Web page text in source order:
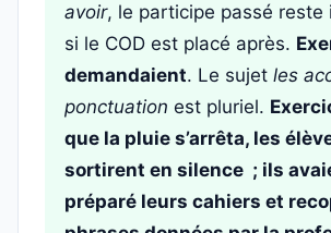
avoir, le participe passé reste
si le COD est placé après.
demandaient. Le sujet les
ponctuation est pluriel.
que la pluie s’arrêta, les
sortirent en silence ; ils
préparé leurs cahiers et